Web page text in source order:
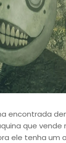
encontrada
que vende
ele tenha um